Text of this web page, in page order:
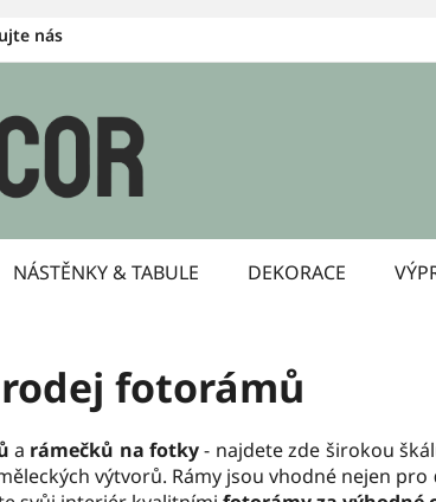
nás
NÁSTĚNKY & TABULE DEKORACE
fotorámů
a rámečků na fotky- najdete zde širokou
výtvorů. Rámy jsou vhodné nejen pro